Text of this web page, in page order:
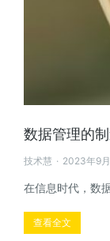
数据管理的
技术慧 2023年9
在信息时代，数
查看全文